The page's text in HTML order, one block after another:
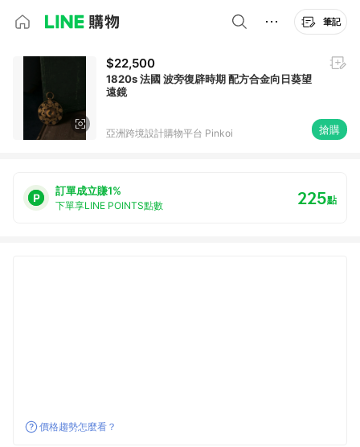
筆記
$22,500
1820s 法國 波旁復辟時期 配方合金向日葵望
遠鏡
亞洲跨境設計購物平台 Pinkoi 搶購
訂單成立賺1%
下單享LINE POINTS點數 225點
價格趨勢怎麼看？